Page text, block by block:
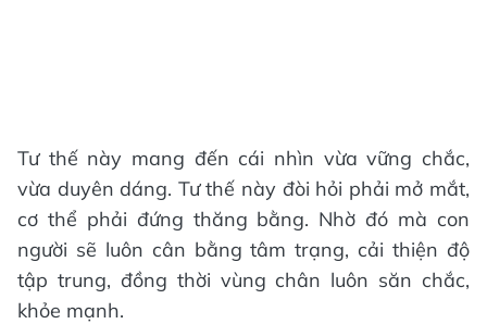
Tư thế này mang đến cái nhìn vừa vững chắc,
vừa duyên dáng. Tư thế này đòi hỏi phải mở mắt,
cơ thể phải đứng thăng bằng. Nhờ đó mà con
người sẽ luôn cân bằng tâm trạng, cải thiện độ
tập trung, đồng thời vùng chân luôn săn chắc,
khỏe mạnh.